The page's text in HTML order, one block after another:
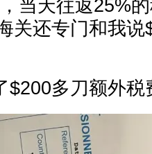
当天往返25%
关还专门和我
$200多刀额外税